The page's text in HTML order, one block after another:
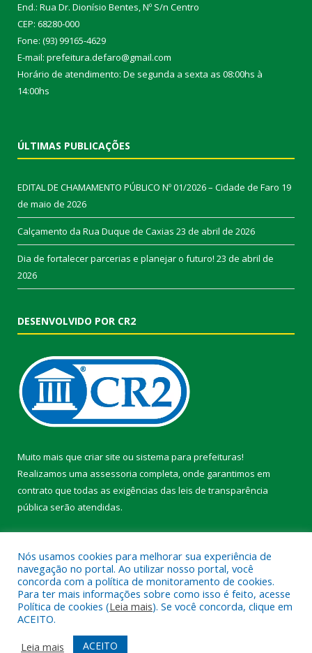
End.: Rua Dr. Dionísio Bentes, Nº S/n Centro
CEP: 68280-000
Fone: (93) 99165-4629
E-mail: prefeitura.defaro@gmail.com
Horário de atendimento: De segunda a sexta as 08:00hs à
14:00hs
ÚLTIMAS PUBLICAÇÕES
EDITAL DE CHAMAMENTO PÚBLICO Nº 01/2026 – Cidade de Faro 19
de maio de 2026
Calçamento da Rua Duque de Caxias 23 de abril de 2026
Dia de fortalecer parcerias e planejar o futuro! 23 de abril de
2026
DESENVOLVIDO POR CR2
Muito mais que criar site ou sistema para prefeituras!
Realizamos uma assessoria completa, onde garantimos em
contrato que todas as exigências das leis de transparência
pública serão atendidas.
Todos os direitos reservados a Prefeitura Municipal de Faro.
Mapa do Site
Acessar Área Administrativa
Nós usamos cookies para melhorar sua experiência de
navegação no portal. Ao utilizar nosso portal, você
concorda com a política de monitoramento de cookies.
Para ter mais informações sobre como isso é feito, acesse
Política de cookies (Leia mais). Se você concorda, clique em
ACEITO.
Leia mais
ACEITO